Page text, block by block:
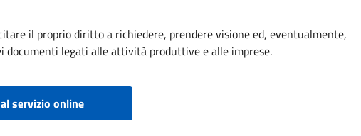
il proprio diritto a richiedere, prendere visione ed, eventualmente,
documenti legati alle attività produttive e alle imprese.
servizio online